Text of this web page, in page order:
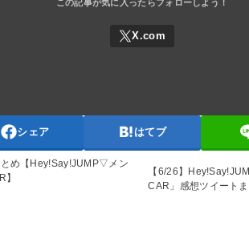
シェア はてブ
とめ【Hey!Say!JUMP▽メン
【6/26】
CAR」感想ツイート